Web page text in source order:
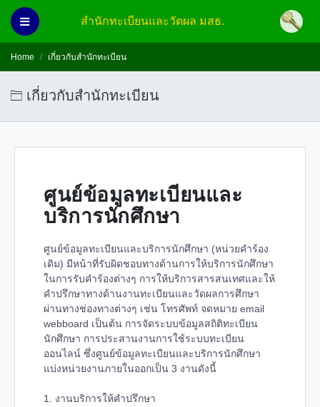
สำนักทะเบียนและวัดผล มสธ.
Home เกี่ยวกับสำนักทะเบียน
เกี่ยวกับสำนักทะเบียน
ศูนย์ข้อมูลทะเบียนและ
บริการนักศึกษา
ศูนย์ข้อมูลทะเบียนและบริการนักศึกษา (หน่วยคำร้อง
เดิม) มีหน้าที่รับผิดชอบทางด้านการให้บริการนักศึกษา
ในการรับคำร้องต่างๆ การให้บริการสารสนเทศและให้
คำปรึกษาทางด้านงานทะเบียนและวัดผลการศึกษา
ผ่านทางช่องทางต่างๆ เช่น โทรศัพท์ จดหมาย email
webboard เป็นต้น การจัดระบบข้อมูลสถิติทะเบียน
นักศึกษา การประสานงานการใช้ระบบทะเบียน
ออนไลน์ ซึ่งศูนย์ข้อมูลทะเบียนและบริการนักศึกษา
แบ่งหน่วยงานภายในออกเป็น 3 งานดังนี้
1. งานบริการให้คำปรึกษา